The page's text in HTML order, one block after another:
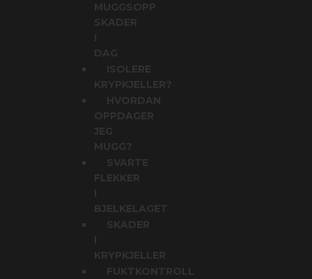
MUGGSOPP
SKADER
DAG
ISOLERE
KRYPKJELLER?
HVORDAN
OPPDAGER
JEG
MUGG?
SVARTE
FLEKKER
BJELKELAGET
SKADER
KRYPKJELLER
FUKTKONTROLL